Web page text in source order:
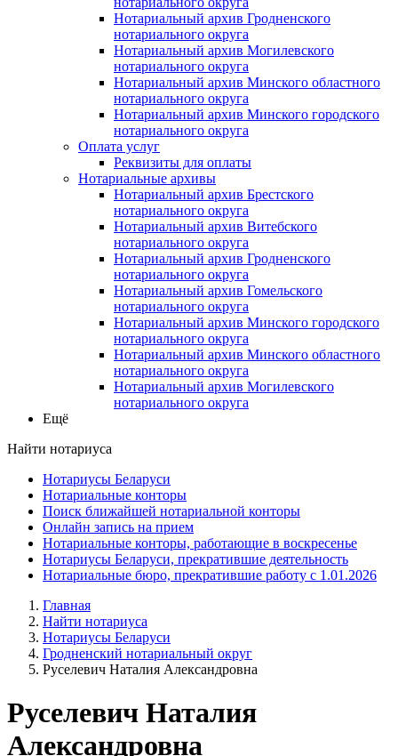
Нотариальный архив Гродненского
нотариального округа
Нотариальный архив Могилевского
нотариального округа
Нотариальный архив Минского областного
нотариального округа
Нотариальный архив Минского городского
нотариального округа
Оплата услуг
Реквизиты для оплаты
Нотариальные архивы
Нотариальный архив Брестского
нотариального округа
Нотариальный архив Витебского
нотариального округа
Нотариальный архив Гродненского
нотариального округа
Нотариальный архив Гомельского
нотариального округа
Нотариальный архив Минского городского
нотариального округа
Нотариальный архив Минского областного
нотариального округа
Нотариальный архив Могилевского
нотариального округа
Ещё
Найти нотариуса
Нотариусы Беларуси
Нотариальные конторы
Поиск ближайшей нотариальной конторы
Онлайн запись на прием
Нотариальные конторы, работающие в воскресенье
Нотариусы Беларуси, прекратившие деятельность
Нотариальные бюро, прекратившие работу с 1.01.2026
Главная
Найти нотариуса
Нотариусы Беларуси
Гродненский нотариальный округ
Руселевич Наталия Александровна
Руселевич Наталия
Александровна